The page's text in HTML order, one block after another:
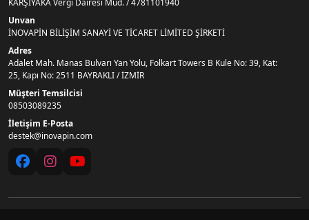
KARŞIYAKA Vergi Dairesi Müd. / 4781101940
Unvan
İNOVAPİN BİLİŞİM SANAYİ VE TİCARET LİMİTED ŞİRKETİ
Adres
Adalet Mah. Manas Bulvarı Yan Yolu, Folkart Towers B Kule No: 39, Kat:
25, Kapı No: 2511 BAYRAKLI / İZMİR
Müşteri Temsilcisi
08503089235
İletişim E-Posta
destek@inovapin.com